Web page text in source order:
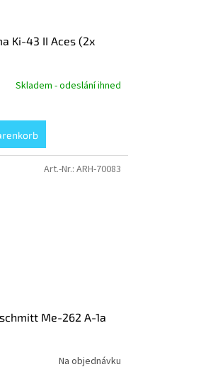
Ki-43 II Aces (2x
Skladem - odeslání ihned
Me-262 A-1a
Na objednávku
Art.-Nr.: ARH-70083